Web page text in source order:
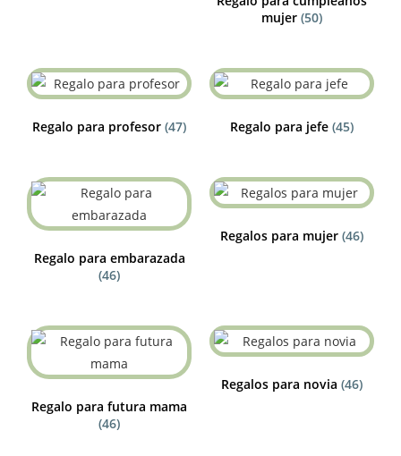
mujer (50)
Regalo para profesor (47) Regalo para jefe (45)
Regalo para embarazada
(46)
Regalos para mujer (46)
Regalo para futura mama
(46)
Regalos para novia (46)